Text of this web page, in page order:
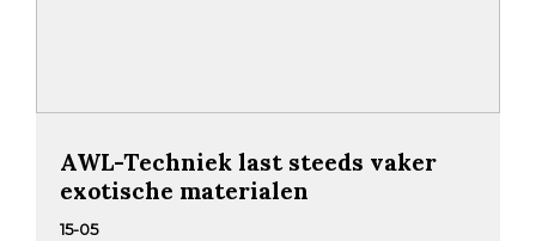
AWL-Techniek last steeds vaker
exotische materialen
15-05